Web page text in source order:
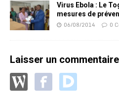
Virus Ebola : Le
mesures de
06/08/2014 0
Laisser un commentaire